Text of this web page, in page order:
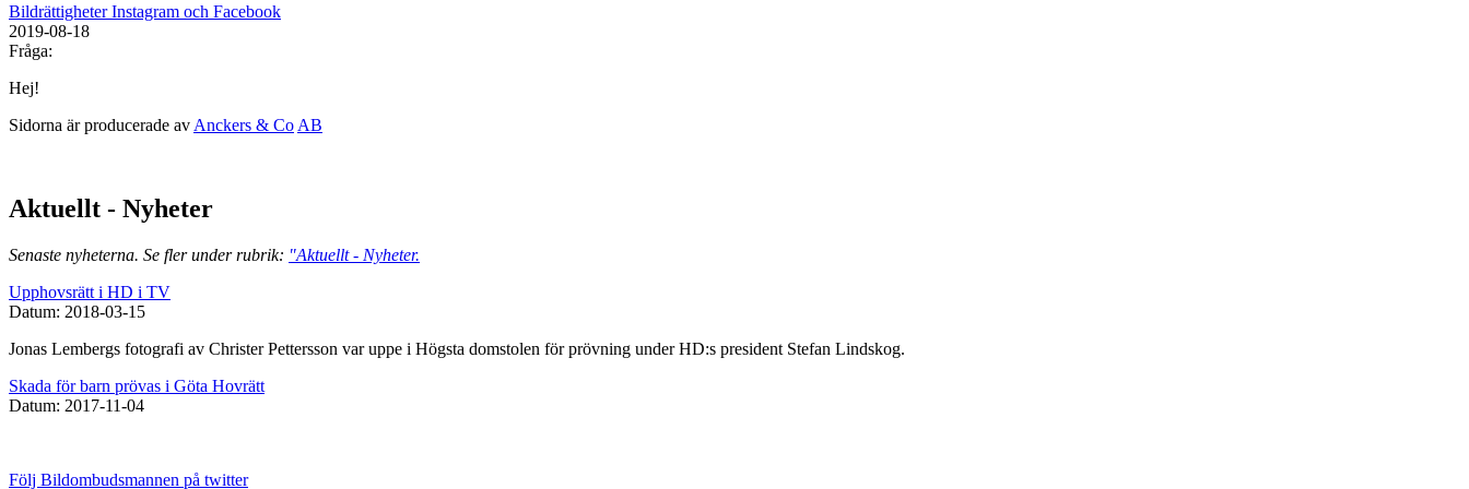
Bildrättigheter Instagram och Facebook
2019-08-18
Fråga:
Hej!
Sidorna är producerade av Anckers & Co AB
Aktuellt - Nyheter
Senaste nyheterna. Se fler under rubrik: "Aktuellt - Nyheter.
Upphovsrätt i HD i TV
Datum: 2018-03-15
Jonas Lembergs fotografi av Christer Pettersson var uppe i Högsta domstolen för prövning under HD:s president Stefan Lindskog.
Skada för barn prövas i Göta Hovrätt
Datum: 2017-11-04
Följ Bildombudsmannen på twitter